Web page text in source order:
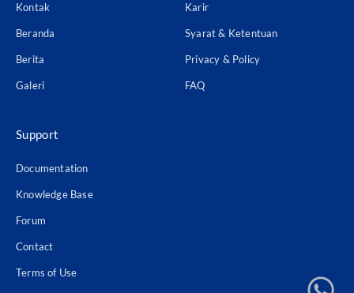
Kontak
Beranda
Berita
Galeri
Karir
Syarat & Ketentuan
Privacy & Policy
FAQ
Support
Documentation
Knowledge Base
Forum
Contact
Terms of Use